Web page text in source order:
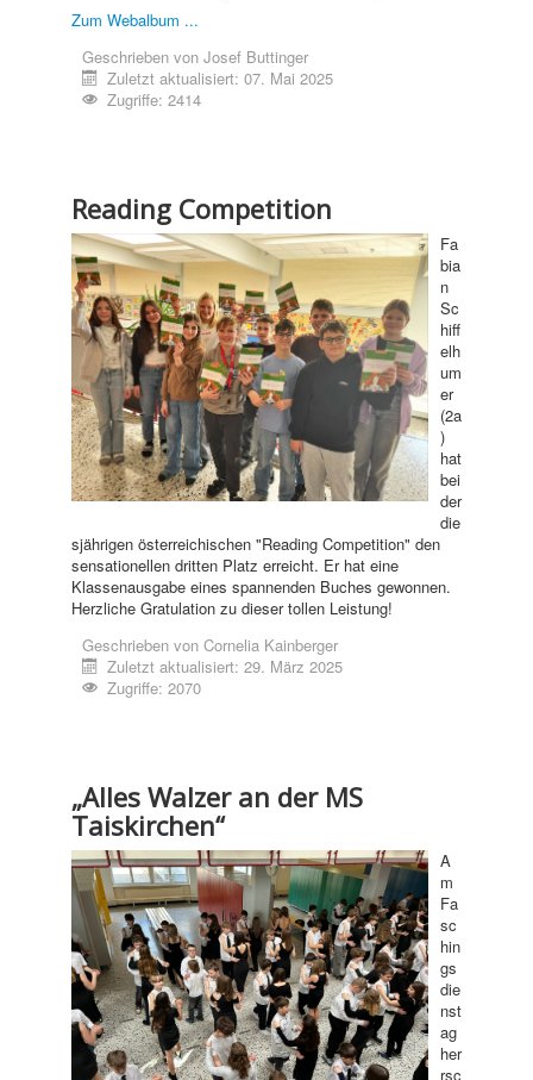
Zum Webalbum ...
Geschrieben von Josef Buttinger
Zuletzt aktualisiert: 07. Mai 2025
Zugriffe: 2414
Reading Competition
Fa
bia
n
Sc
hiff
elh
um
er
(2a
)
hat
bei
der
die
sjährigen österreichischen "Reading Competition" den
sensationellen dritten Platz erreicht. Er hat eine
Klassenausgabe eines spannenden Buches gewonnen.
Herzliche Gratulation zu dieser tollen Leistung!
Geschrieben von Cornelia Kainberger
Zuletzt aktualisiert: 29. März 2025
Zugriffe: 2070
„Alles Walzer an der MS
Taiskirchen“
A
m
Fa
sc
hin
gs
die
nst
ag
her
rsc